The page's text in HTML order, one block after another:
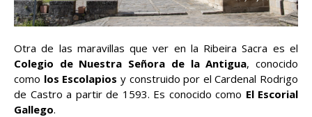
Otra de las maravillas que ver en la Ribeira Sacra es el
Colegio de Nuestra Señora de la Antigua, conocido
como los Escolapios y construido por el Cardenal Rodrigo
de Castro a partir de 1593. Es conocido como El Escorial
Gallego.